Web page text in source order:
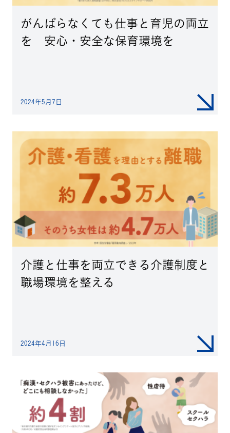
がんばらなくても仕事と育児の両立
を 安心・安全な保育環境を
2024年5月7日
介護と仕事を両立できる介護制度と
職場環境を整える
2024年4月16日